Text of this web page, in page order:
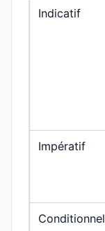
Indicatif
Impératif
Conditionnel